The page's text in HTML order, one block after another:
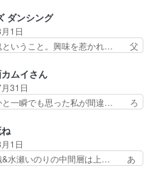
しらお顔が… 黒絵「怪獣に憧れ
分自身が… 素の自分はどちらな
が見せ…
分が悪くなってきたこ… 声優ま
で)仲町あられ/… ビオラの策略
最高wwwこ… 自信あれば評価
し、充実し… ・バーチャルだけ
唱シーン… の、らいぶシーン
でええやん！！しかし、ビオラ
ダンシング
1日
ということ。興味を惹かれ… 父
増次郎。小さないざこ… 着眼点
的すぎるのか。芸能… 鬼夜叉は
をあとにし、三条… 観世座を離
で日々を送る鬼… 「お前(鬼夜
は猫の動き… 登場人物の我が強
に拘って… 第５話を
しまし…
ムイさん
31日
と一瞬でも思った私が間違… ろ
した～───昨晩～今… 幼女に拾
の恩返し。化け猫… 役にて出演
した。ジョアン… トイ・ストー
り。流石に除… 猫相手になんで
1日
&水瀬いのりの中間層は上… あ